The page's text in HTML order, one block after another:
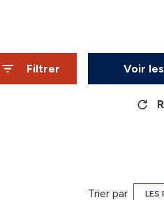
Filtrer Voir les
Trier par LES